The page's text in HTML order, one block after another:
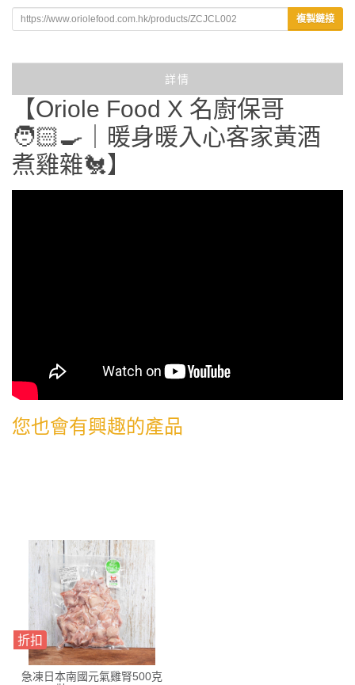
複製鏈接
詳情
【Oriole Food X 名廚保哥
🧑🏻‍🍳｜暖身暖入心客家黃酒
煮雞雜🐔】
您也會有興趣的產品
折扣
急凍日本南國元氣雞腎500克